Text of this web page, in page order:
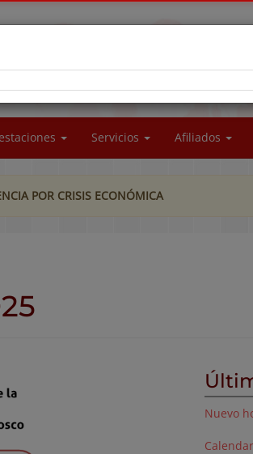
SAN JUAN BOSCO
Servicios Afiliados
POR CRISIS ECONÓMICA
Nuevo